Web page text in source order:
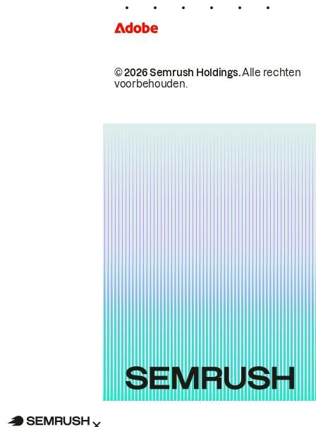
© 2026 Semrush Holdings.Alle rechten
voorbehouden.